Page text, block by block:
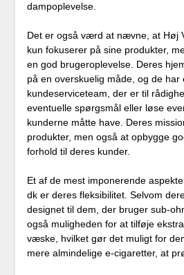
dampoplevelse.
Det er også værd at nævne, at Høj
kun fokuserer på sine produkter,
en god brugeroplevelse. Deres
på en overskuelig måde, og de har
kundeserviceteam, der er til
eventuelle spørgsmål eller løse
kunderne måtte have. Deres
produkter, men også at opbygge
forhold til deres kunder.
Et af de mest imponerende
dk er deres fleksibilitet. Selvom
designet til dem, der bruger sub-
også muligheden for at tilføje
væske, hvilket gør det muligt for
mere almindelige e-cigaretter, at